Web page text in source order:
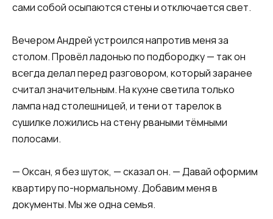
сами собой осыпаются стены и отключается свет.
Вечером Андрей устроился напротив меня за
столом. Провёл ладонью по подбородку — так он
всегда делал перед разговором, который заранее
считал значительным. На кухне светила только
лампа над столешницей, и тени от тарелок в
сушилке ложились на стену рваными тёмными
полосами.
— Оксан, я без шуток, — сказал он. — Давай оформим
квартиру по-нормальному. Добавим меня в
документы. Мы же одна семья.